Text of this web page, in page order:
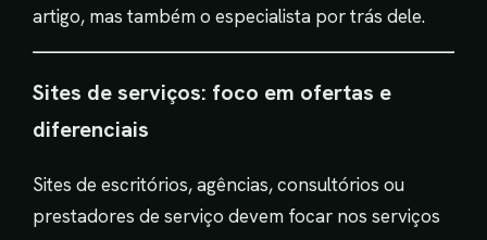
artigo, mas também o especialista por trás dele.
Sites de serviços: foco em ofertas e
diferenciais
Sites de escritórios, agências, consultórios ou
prestadores de serviço devem focar nos serviços